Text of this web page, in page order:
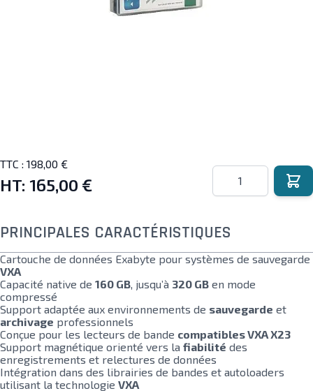
TTC : 198,00 €
HT: 165,00 €
Quantité
PRINCIPALES CARACTÉRISTIQUES
Cartouche de données Exabyte pour systèmes de sauvegarde
VXA
Capacité native de 160 GB, jusqu’à 320 GB en mode
compressé
Support adaptée aux environnements de sauvegarde et
archivage professionnels
Conçue pour les lecteurs de bande compatibles VXA X23
Support magnétique orienté vers la fiabilité des
enregistrements et relectures de données
Intégration dans des librairies de bandes et autoloaders
utilisant la technologie VXA